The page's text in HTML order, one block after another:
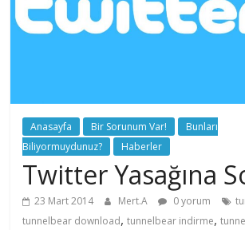
Anasayfa Bir Sorunum Var!
Bunları
Biliyormuydunuz?
Haberler
Twitter Yasağına
23 Mart 2014 Mert.A 0 yorum
tunnelbear download,tunnelbear indirme,